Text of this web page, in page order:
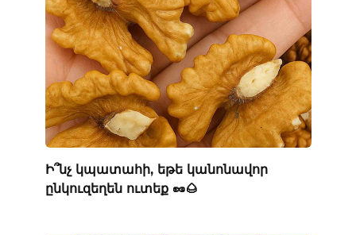
Ի՞նչ կպատահի, եթե կանոնավոր
ընկուզեղեն ուտեք 🥜🌰